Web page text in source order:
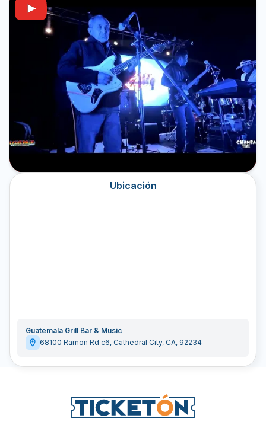
Ubicación
Guatemala Grill Bar & Music
68100 Ramon Rd c6, Cathedral City, CA, 92234